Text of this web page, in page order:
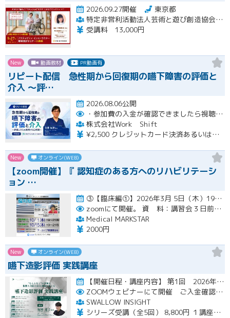
2026.09.27開催
東京都
特定非営利活動法人芸術と遊び創造協会 高齢者アクティビティ開発センター
受講料 13,000円
New 動画教材 PR動画有
リピート配信 急性期から回復期の嚥下障害の評価と
介入 〜評…
2026.08.06公開
・参加費の入金が確認できましたら視聴用URLとパスワードおよび資料をお申込みいただきましたメールアドレスに送付します。
株式会社Work Shift
¥2,500 クレジットカード決済あるいは銀行振込となります。
New オンライン(WEB)
【zoom開催】『 認知症のある方へのリハビリテーシ
ョン …
③【臨床編①】2026年3月 5日（木）19:00〜21:00（アーカイブ配信１ヶ月間） ④【臨床編②】2026年…開催
zoomにて開催。
資 料：講習会３日前までに、PDFデータまたはGoogleドライブにてお送りいたします。
Medical MARKSTAR
2000円
New オンライン(WEB)
嚥下造影評価 実践講座
【開催日程・講座内容】 第1回 2026年10月31日（土）19：00～20：30（見逃し配信視聴期間：2026…開催
ZOOMウェビナーにて開催 ご入金確認後メールにてURLをお知らせいたします
SWALLOW INSIGHT
シリーズ受講（全5回） 8,800円 １講座ごと 2,200円